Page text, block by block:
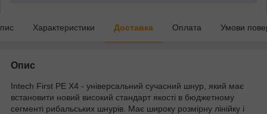
Характеристики Доставка Оплата Умови
Опис
Intech First PE X4 - універсальний сучасний шнур , який має
встановити новий високий стандарт якості в бюджетному
сегменті рибальських шнурів. Має широку розмірну лінійку і